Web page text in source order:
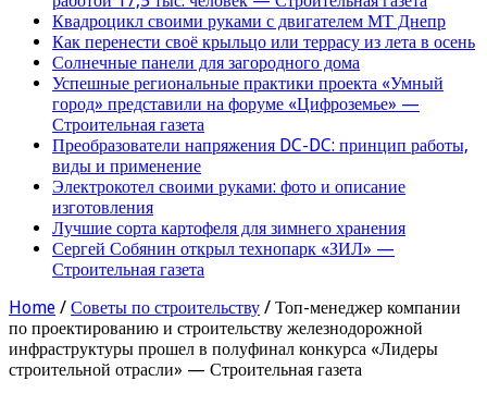
Квадроцикл своими руками с двигателем МТ Днепр
Как перенести своё крыльцо или террасу из лета в осень
Солнечные панели для загородного дома
Успешные региональные практики проекта «Умный
город» представили на форуме «Цифроземье» —
Строительная газета
Преобразователи напряжения DC-DC: принцип работы,
виды и применение
Электрокотел своими руками: фото и описание
изготовления
Лучшие сорта картофеля для зимнего хранения
Сергей Собянин открыл технопарк «ЗИЛ» —
Строительная газета
Home / Советы по строительству / Топ-менеджер компании
по проектированию и строительству железнодорожной
инфраструктуры прошел в полуфинал конкурса «Лидеры
строительной отрасли» — Строительная газета